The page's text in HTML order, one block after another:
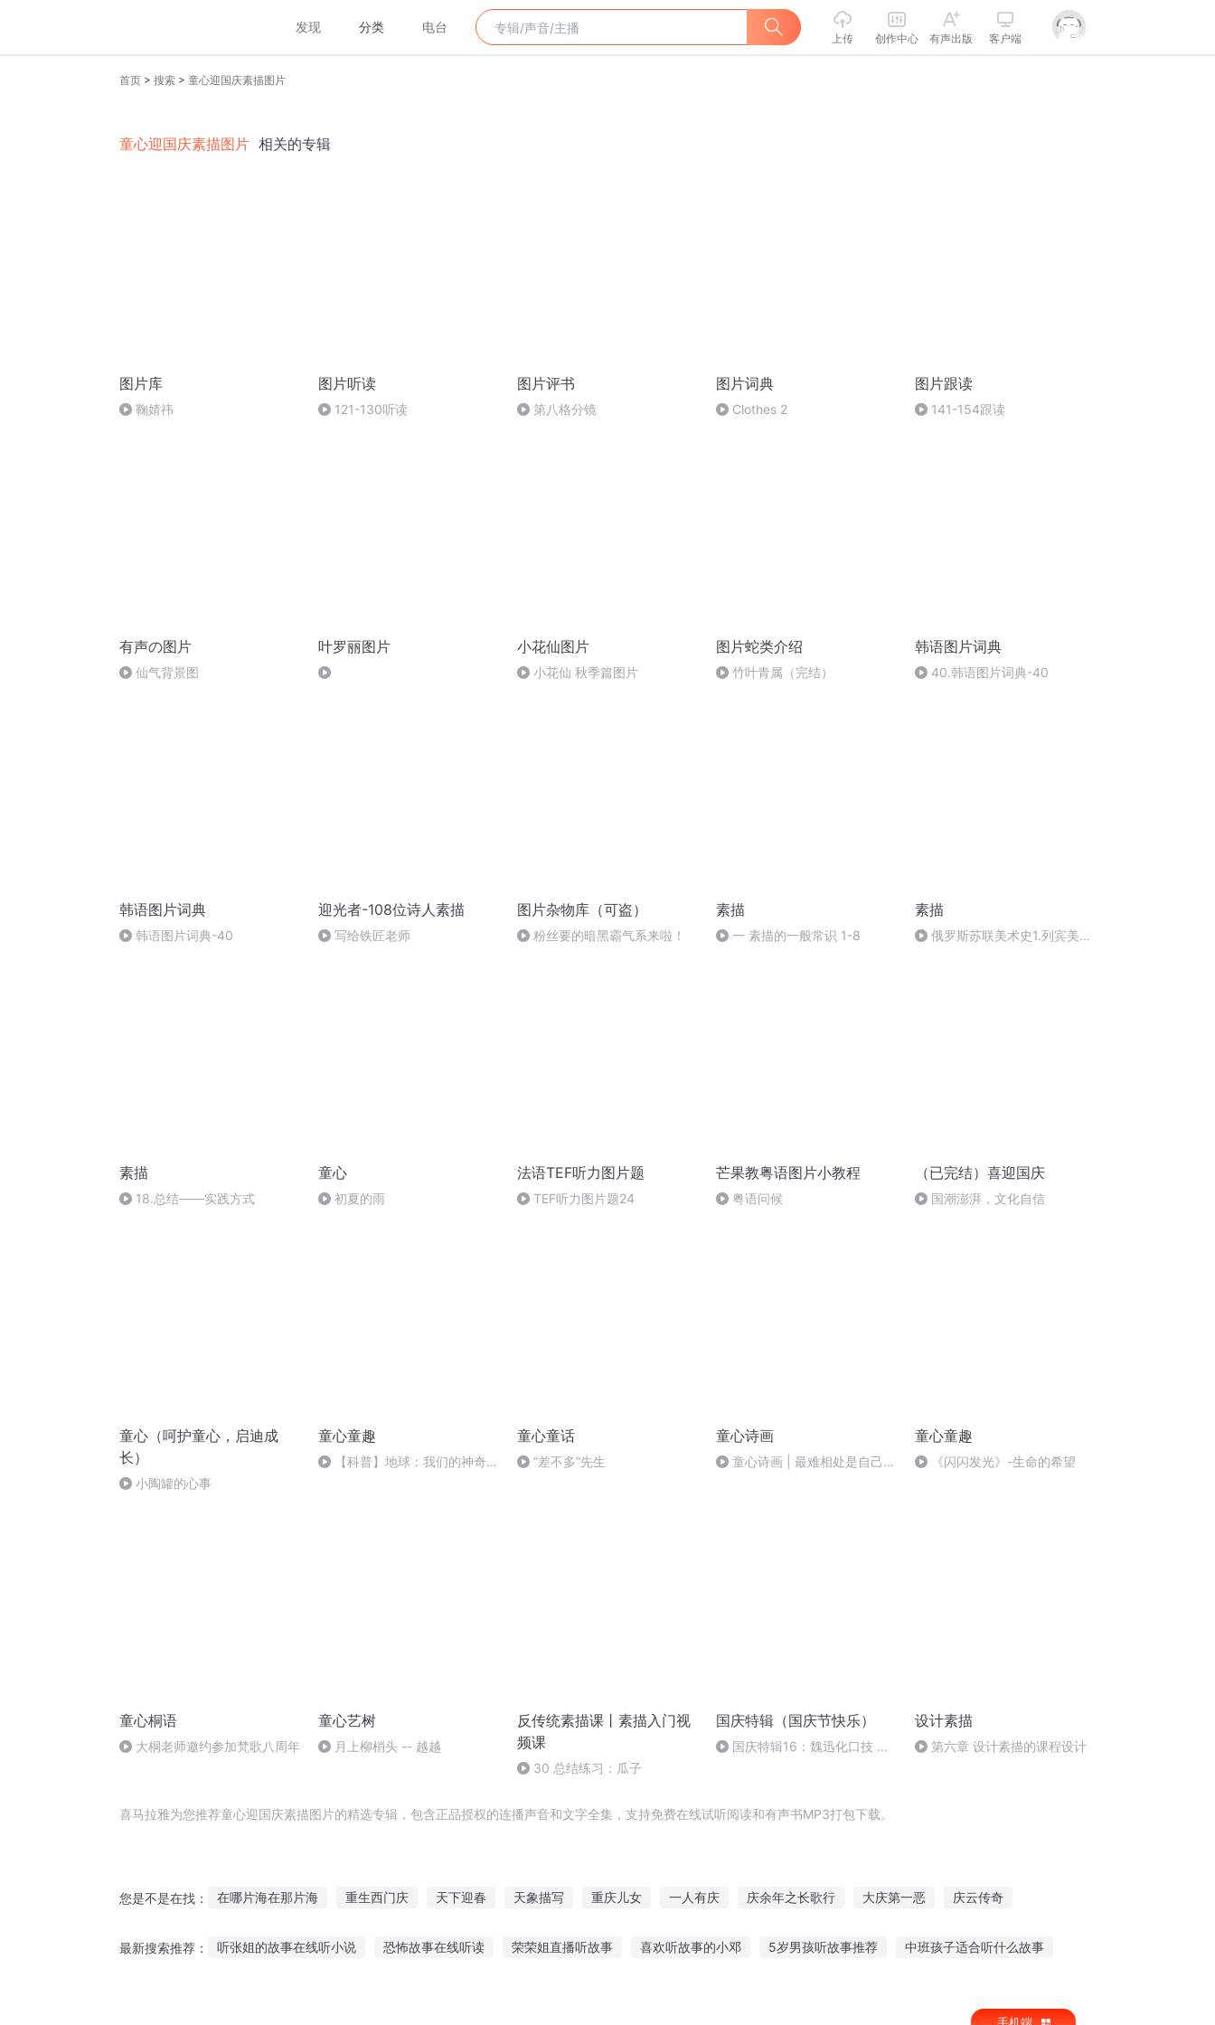
发现 分类 电台
上传 创作中心 有声出版 客户端
首页 > 搜索 > 童心迎国庆素描图片
童心迎国庆素描图片 相关的专辑
图片库
鞠婧祎
图片听读
121-130听读
图片评书
第八格分镜
图片词典
Clothes 2
图片跟读
141-154跟读
有声の图片
仙气背景图
叶罗丽图片 小花仙图片
小花仙 秋季篇图片
图片蛇类介绍
竹叶青属（完结）
韩语图片词典
40.韩语图片词典-40
韩语图片词典
韩语图片词典-40
迎光者-108位诗人素描
写给铁匠老师
图片杂物库（可盗）
粉丝要的暗黑霸气系来啦！
素描
一 素描的一般常识 1-8
素描
俄罗斯苏联美术史1.列宾美术
素描
18.总结——实践方式
童心
初夏的雨
法语TEF听力图片题
TEF听力图片题24
芒果教粤语图片小教程
粤语问候
（已完结）喜迎国庆
国潮澎湃，文化自信
童心（呵护童心，启迪成
长）
小陶罐的心事
童心童趣
【科普】地球：我们的神奇家
童心童话
“差不多”先生
童心诗画
童心诗画 | 最难相处是自己
童心童趣
《闪闪发光》-生命的希望
童心桐语
大桐老师邀约参加梵歌八周年
童心艺树
月上柳梢头 -- 越越
反传统素描课丨素描入门视
频课
30 总结练习：瓜子
国庆特辑（国庆节快乐）
国庆特辑16：魏迅化口技 二
设计素描
第六章 设计素描的课程设计
喜马拉雅为您推荐童心迎国庆素描图片的精选专辑，包含正品授权的连播声音和文字全集，支持免费在线试听阅读和有声书MP3打包下载。
您是不是在找： 在哪片海在那片海 重生西门庆 天下迎春 天象描写 重庆儿女 一人有庆 庆余年之长歌行 大庆第一恶 庆云传奇
最新搜索推荐： 听张姐的故事在线听小说 恐怖故事在线听读 荣荣姐直播听故事 喜欢听故事的小邓 5岁男孩听故事推荐 中班孩子适合听什么故事